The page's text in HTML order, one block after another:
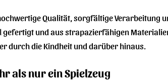
Qualität, sorgfältige Verarbeitung
gefertigt und aus strapazierfähigen
durch die Kindheit und darüber hinaus.
als nur ein Spielzeug